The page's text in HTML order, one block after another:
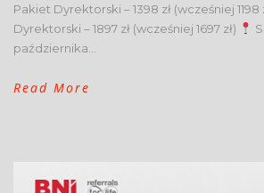
Pakiet Dyrektorski – 1398 zł (wcześniej 1198
Dyrektorski – 1897 zł (wcześniej 1697 zł)
października...
Read More